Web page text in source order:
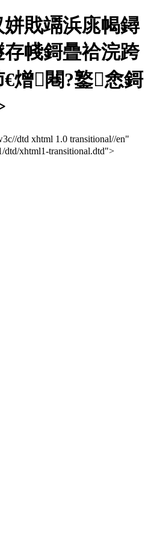
戝竵浜庣幆鐞
帴鎶曡祫浣跨
熷闀?鐜悆鎶
dtd xhtml 1.0 transitional//en"
xhtml1-transitional.dtd">